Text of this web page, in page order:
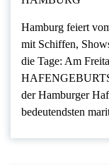
Hamburg feiert
mit Schiffen,
die Tage: Am
der Hamburger
bedeutendsten